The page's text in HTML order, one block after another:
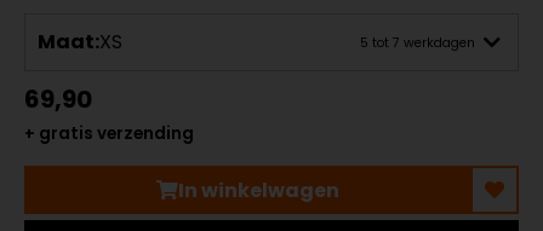
Maat:XS 5 tot 7 werkdagen
69,90
+ gratis verzending
In winkelwagen